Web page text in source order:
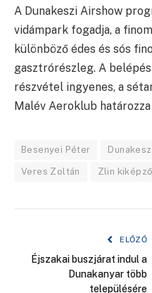
A Dunakeszi Airshow
vidámpark fogadja, a
különböző édes és sós
gasztrórészleg. A
részvétel ingyenes, a
Malév Aeroklub
Besenyei Péter
Veres Zoltán Zlin
ELŐZŐ
Éjszakai buszjárat indul a
Dunakanyar több
településére